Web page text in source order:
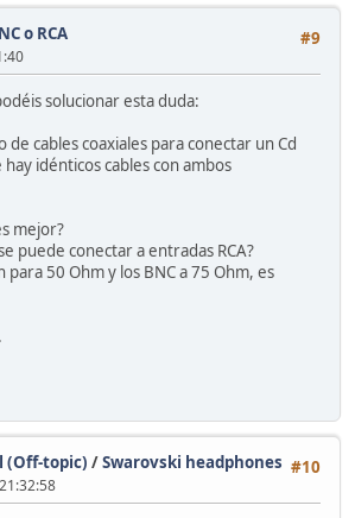
#9
o RCA
solucionar esta duda:
de cables coaxiales para conectar un Cd
idénticos cables con ambos
mejor?
puede conectar a entradas RCA?
para 50 Ohm y los BNC a 75 Ohm, es
#10
(Off-topic) /Swarovski headphones